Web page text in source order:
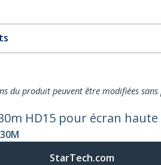
du produit peuvent être modifiées sans
HD15 pour écran
StarTech.com